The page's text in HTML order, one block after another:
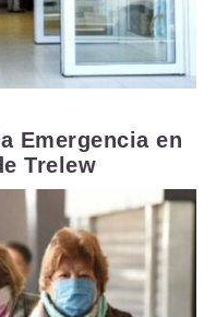
Emergencia en
Trelew